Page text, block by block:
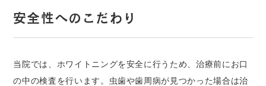
安全性へのこだわり
当院では、ホワイトニングを安全に行うため、治療前にお口
の中の検査を行います。虫歯や歯周病が見つかった場合は治